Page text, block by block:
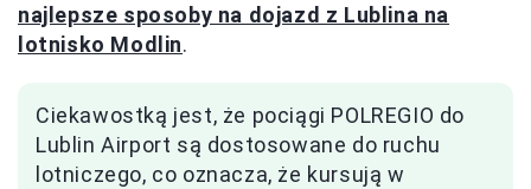
najlepsze sposoby na dojazd z Lublina na
lotnisko Modlin.
Ciekawostką jest, że pociągi POLREGIO do
Lublin Airport są dostosowane do ruchu
lotniczego, co oznacza, że kursują w